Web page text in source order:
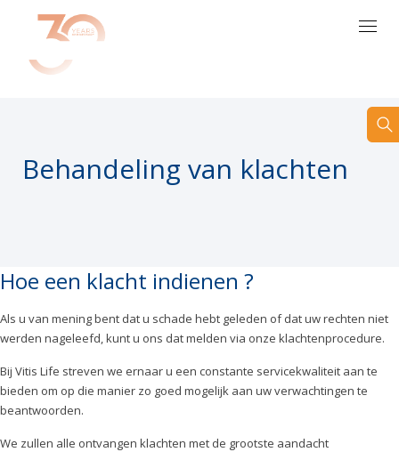
Behandeling van klachten
Hoe een klacht indienen ?
Als u van mening bent dat u schade hebt geleden of dat uw rechten niet
werden nageleefd, kunt u ons dat melden via onze klachtenprocedure.
Bij Vitis Life streven we ernaar u een constante servicekwaliteit aan te
bieden om op die manier zo goed mogelijk aan uw verwachtingen te
beantwoorden.
We zullen alle ontvangen klachten met de grootste aandacht